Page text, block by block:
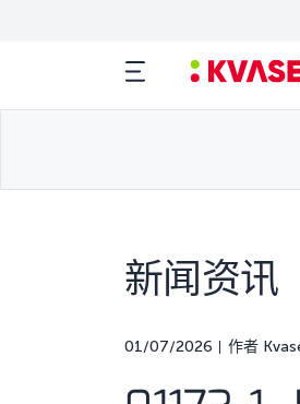
新闻资讯
01/07/2026 作者